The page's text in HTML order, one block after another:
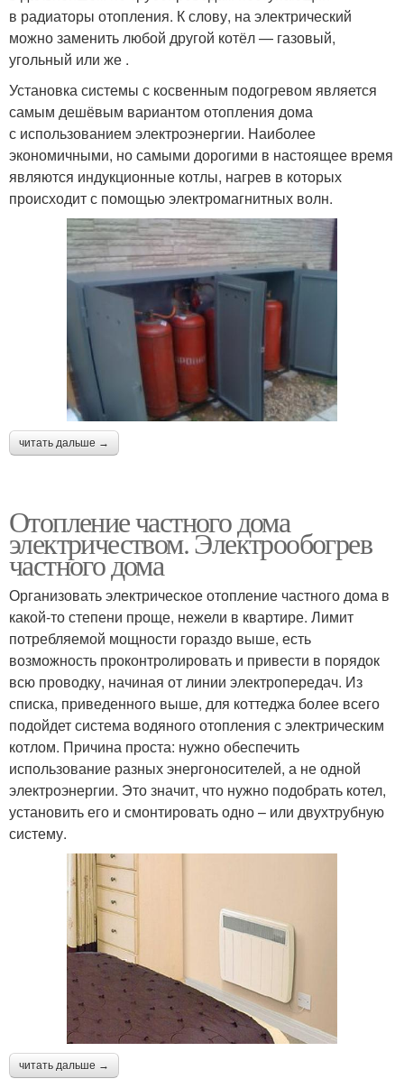
в радиаторы отопления. К слову, на электрический
можно заменить любой другой котёл — газовый,
угольный или же .
Установка системы с косвенным подогревом является
самым дешёвым вариантом отопления дома
с использованием электроэнергии. Наиболее
экономичными, но самыми дорогими в настоящее время
являются индукционные котлы, нагрев в которых
происходит с помощью электромагнитных волн.
читать дальше →
Отопление частного дома
электричеством. Электрообогрев
частного дома
Организовать электрическое отопление частного дома в
какой-то степени проще, нежели в квартире. Лимит
потребляемой мощности гораздо выше, есть
возможность проконтролировать и привести в порядок
всю проводку, начиная от линии электропередач. Из
списка, приведенного выше, для коттеджа более всего
подойдет система водяного отопления с электрическим
котлом. Причина проста: нужно обеспечить
использование разных энергоносителей, а не одной
электроэнергии. Это значит, что нужно подобрать котел,
установить его и смонтировать одно – или двухтрубную
систему.
читать дальше →